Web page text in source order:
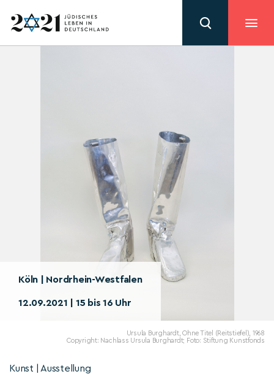
Köln | Nordrhein-Westfalen
12.09.2021 | 15 bis 16 Uhr
Ursula Burghardt, Ohne Titel (Reitstiefel), 1968
Copyright: Nachlass Ursula Burghardt; Foto: Stiftung Kunstfonds
Kunst | Ausstellung